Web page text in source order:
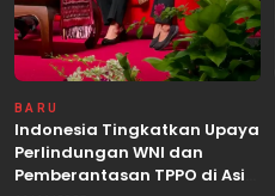
BARU
Indonesia Tingkatkan Upaya
Perlindungan WNI dan
Pemberantasan TPPO di Asia